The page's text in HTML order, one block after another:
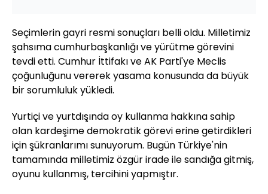
Seçimlerin gayri resmi sonuçları belli oldu. Milletimiz
şahsıma cumhurbaşkanlığı ve yürütme görevini
tevdi etti. Cumhur İttifakı ve AK Parti'ye Meclis
çoğunluğunu vererek yasama konusunda da büyük
bir sorumluluk yükledi.
Yurtiçi ve yurtdışında oy kullanma hakkına sahip
olan kardeşime demokratik görevi erine getirdikleri
için şükranlarımı sunuyorum. Bugün Türkiye'nin
tamamında milletimiz özgür irade ile sandığa gitmiş,
oyunu kullanmış, tercihini yapmıştır.